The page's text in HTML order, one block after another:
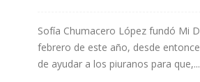
Sofía Chumacero López fundó Mi
febrero de este año, desde
de ayudar a los piuranos para que,...